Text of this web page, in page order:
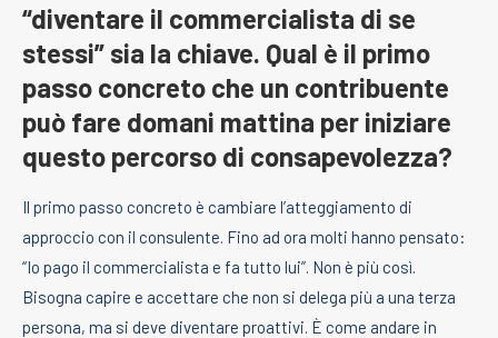
“diventare il commercialista di se
stessi” sia la chiave. Qual è il primo
passo concreto che un contribuente
può fare domani mattina per iniziare
questo percorso di consapevolezza?
Il primo passo concreto è cambiare l’atteggiamento di
approccio con il consulente. Fino ad ora molti hanno pensato:
“Io pago il commercialista e fa tutto lui”. Non è più così.
Bisogna capire e accettare che non si delega più a una terza
persona, ma si deve diventare proattivi. È come andare in